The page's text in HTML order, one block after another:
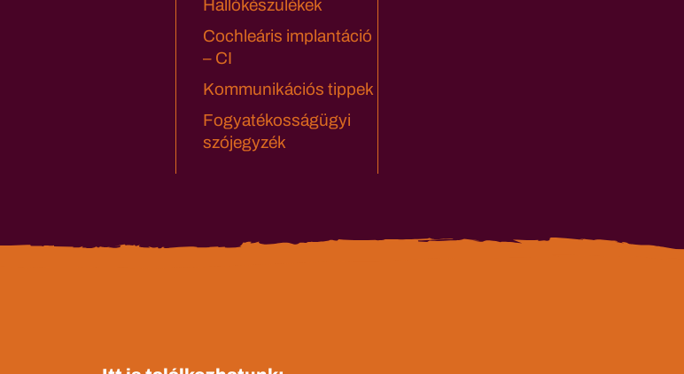
Hallókészülékek
Cochleáris implantáció
– CI
Kommunikációs tippek
Fogyatékosságügyi
szójegyzék